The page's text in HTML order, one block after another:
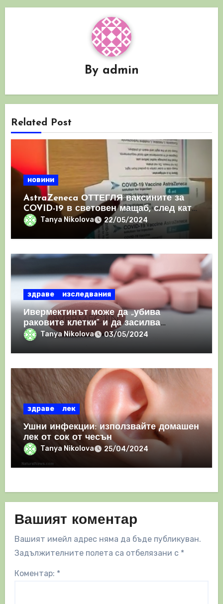
By admin
Related Post
новини
AstraZeneca ОТТЕГЛЯ ваксините за
COVID-19 в световен мащаб, след като
призна, че те причиняват КРЪВНИ
Tanya Nikolova 22/05/2024
здраве изследвания
Ивермектинът може да „убива
раковите клетки“ и да засилва
имунния отговор
Tanya Nikolova 03/05/2024
здраве лек
Ушни инфекции: използвайте домашен
лек от сок от чесън
Tanya Nikolova 25/04/2024
Вашият коментар
Вашият имейл адрес няма да бъде публикуван.
Задължителните полета са отбелязани с *
Коментар: *